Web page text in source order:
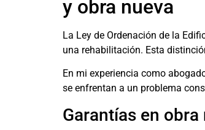
y obra nueva
La Ley de Ordenación de la
una rehabilitación. Esta
En mi experiencia como
se enfrentan a un problema
Garantías en obra